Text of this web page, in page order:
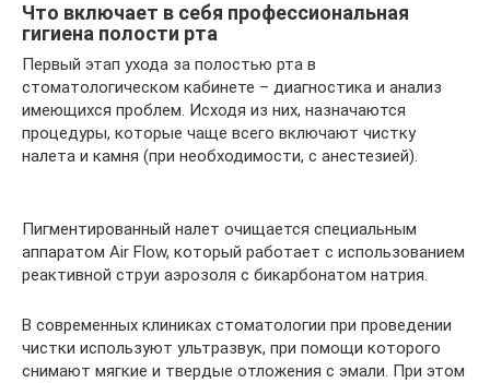
Что включает в себя профессиональная
гигиена полости рта
Первый этап ухода за полостью рта в
стоматологическом кабинете – диагностика и анализ
имеющихся проблем. Исходя из них, назначаются
процедуры, которые чаще всего включают чистку
налета и камня (при необходимости, с анестезией).
Пигментированный налет очищается специальным
аппаратом Air Flow, который работает с использованием
реактивной струи аэрозоля с бикарбонатом натрия.
В современных клиниках стоматологии при проведении
чистки используют ультразвук, при помощи которого
снимают мягкие и твердые отложения с эмали. При этом